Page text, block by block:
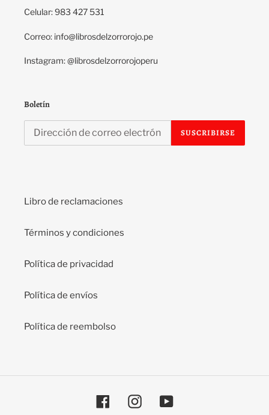
Celular: 983 427 531
Correo: info@librosdelzorrorojo.pe
Instagram: @librosdelzorrorojoperu
Boletín
SUSCRIBIRSE
Libro de reclamaciones
Términos y condiciones
Política de privacidad
Política de envíos
Política de reembolso
FacebookInstagramYouTube